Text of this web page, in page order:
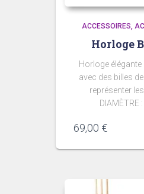
ACCESSOIRES
Horloge
Horloge élégante
avec des billes
représenter
DIAMÈTRE
69,00 €